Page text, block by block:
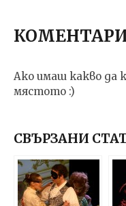
Ако имаш какво
мястото :)
СВЪРЗАНИ